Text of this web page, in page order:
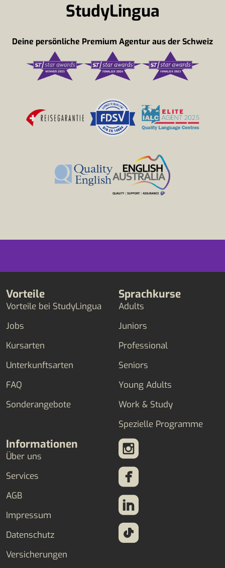
StudyLingua
Deine persönliche Premium Agentur aus der Schweiz
Vorteile
Vorteile bei StudyLingua
Jobs
Kursarten
Unterkunftsarten
FAQ
Sonderangebote
Sprachkurse
Adults
Juniors
Professional
Seniors
Young Adults
Work & Study
Spezielle Programme
Informationen
Über uns
Services
AGB
Impressum
Datenschutz
Versicherungen